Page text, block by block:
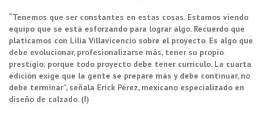
“Tenemos que ser constantes en estas cosas. Estamos viendo
equipo que se está esforzando para lograr algo. Recuerdo que
platicamos con Lilia Villavicencio sobre el proyecto. Es algo que
debe evolucionar, profesionalizarse más, tener su propio
prestigio; porque todo proyecto debe tener currículo. La cuarta
edición exige que la gente se prepare más y debe continuar, no
debe terminar”, señala Erick Pérez, mexicano especializado en
diseño de calzado. (I)